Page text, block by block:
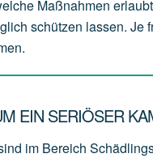
Maßnahmen
schützen lassen. Je
EIN SERIÖSER
im Bereich